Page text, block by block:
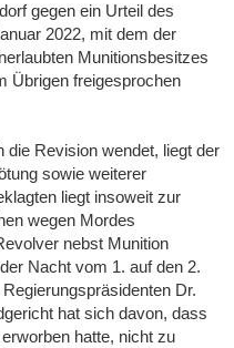
gegen ein Urteil des
2022, mit dem der
Munitionsbesitzes
Übrigen freigesprochen
die Revision wendet, liegt der
sowie weiterer
liegt insoweit zur
wegen Mordes
nebst Munition
Nacht vom 1. auf den 2.
Dr.
hat sich davon, dass
hatte, nicht zu